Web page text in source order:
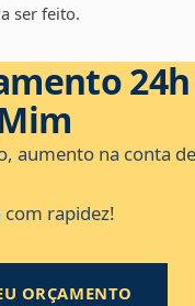
ser feito.
24h
aumento na conta
com rapidez!
ORÇAMENTO